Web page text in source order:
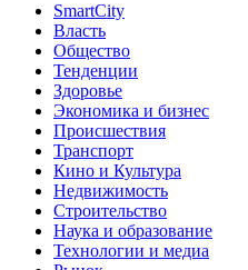
SmartCity
Власть
Общество
Тенденции
Здоровье
Экономика и бизнес
Происшествия
Транспорт
Кино и Культура
Недвижимость
Строительство
Наука и образование
Технологии и медиа